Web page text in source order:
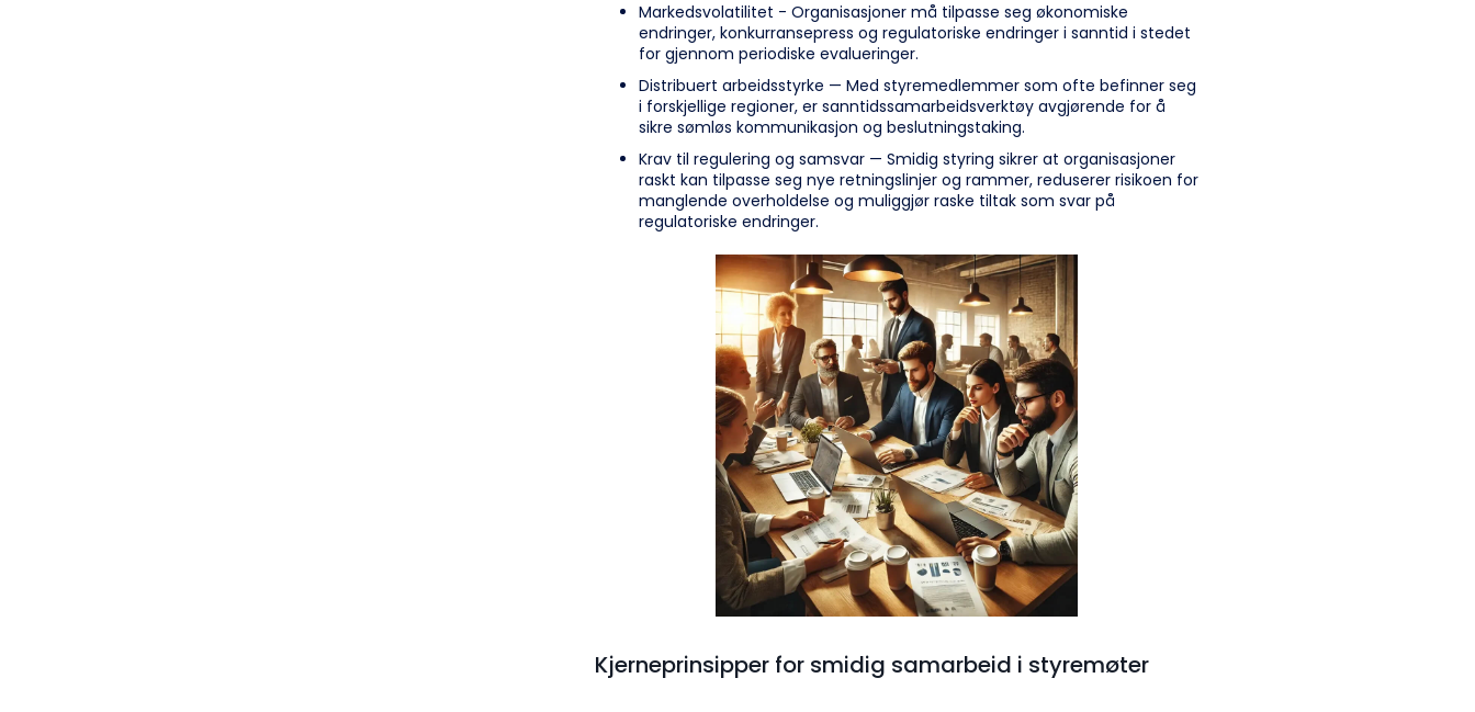
Markedsvolatilitet - Organisasjoner må tilpasse seg økonomiske
endringer, konkurransepress og regulatoriske endringer i sanntid i stedet
for gjennom periodiske evalueringer.
Distribuert arbeidsstyrke — Med styremedlemmer som ofte befinner seg
i forskjellige regioner, er sanntidssamarbeidsverktøy avgjørende for å
sikre sømløs kommunikasjon og beslutningstaking.
Krav til regulering og samsvar — Smidig styring sikrer at organisasjoner
raskt kan tilpasse seg nye retningslinjer og rammer, reduserer risikoen for
manglende overholdelse og muliggjør raske tiltak som svar på
regulatoriske endringer.
Kjerneprinsipper for smidig samarbeid i styremøter